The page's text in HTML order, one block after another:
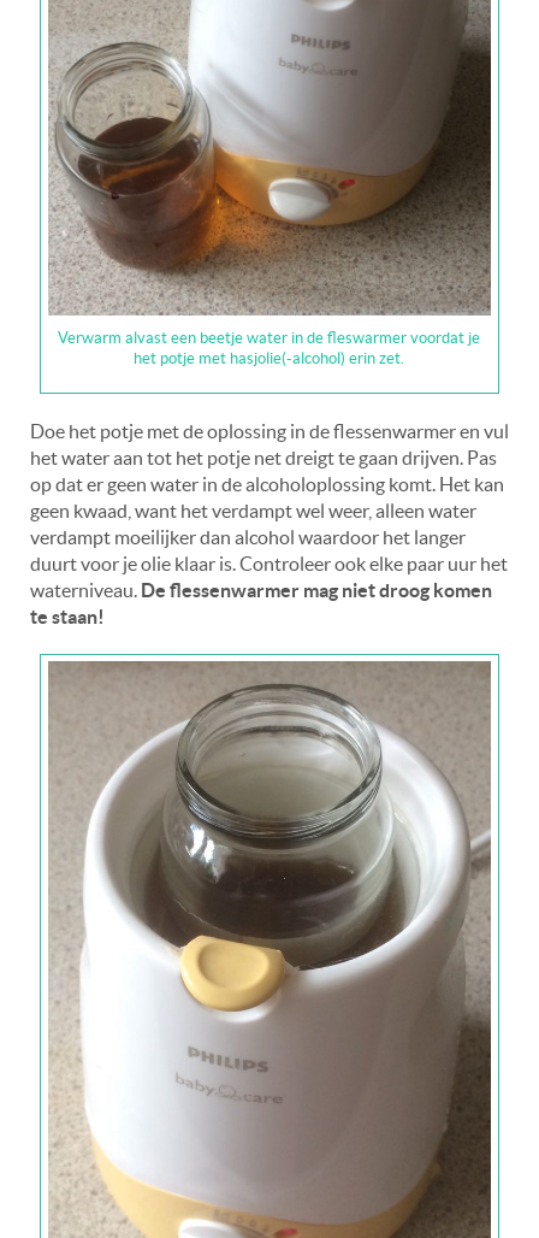
Verwarm alvast een beetje water in de fleswarmer voordat je
het potje met hasjolie(-alcohol) erin zet.
Doe het potje met de oplossing in de flessenwarmer en vul
het water aan tot het potje net dreigt te gaan drijven. Pas
op dat er geen water in de alcoholoplossing komt. Het kan
geen kwaad, want het verdampt wel weer, alleen water
verdampt moeilijker dan alcohol waardoor het langer
duurt voor je olie klaar is. Controleer ook elke paar uur het
waterniveau. De flessenwarmer mag niet droog komen
te staan!